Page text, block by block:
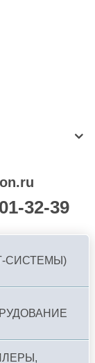
32-39
СИСТЕМЫ)